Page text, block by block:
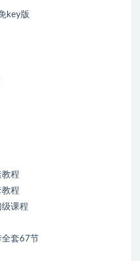
key版
程
程
课程
全套67节